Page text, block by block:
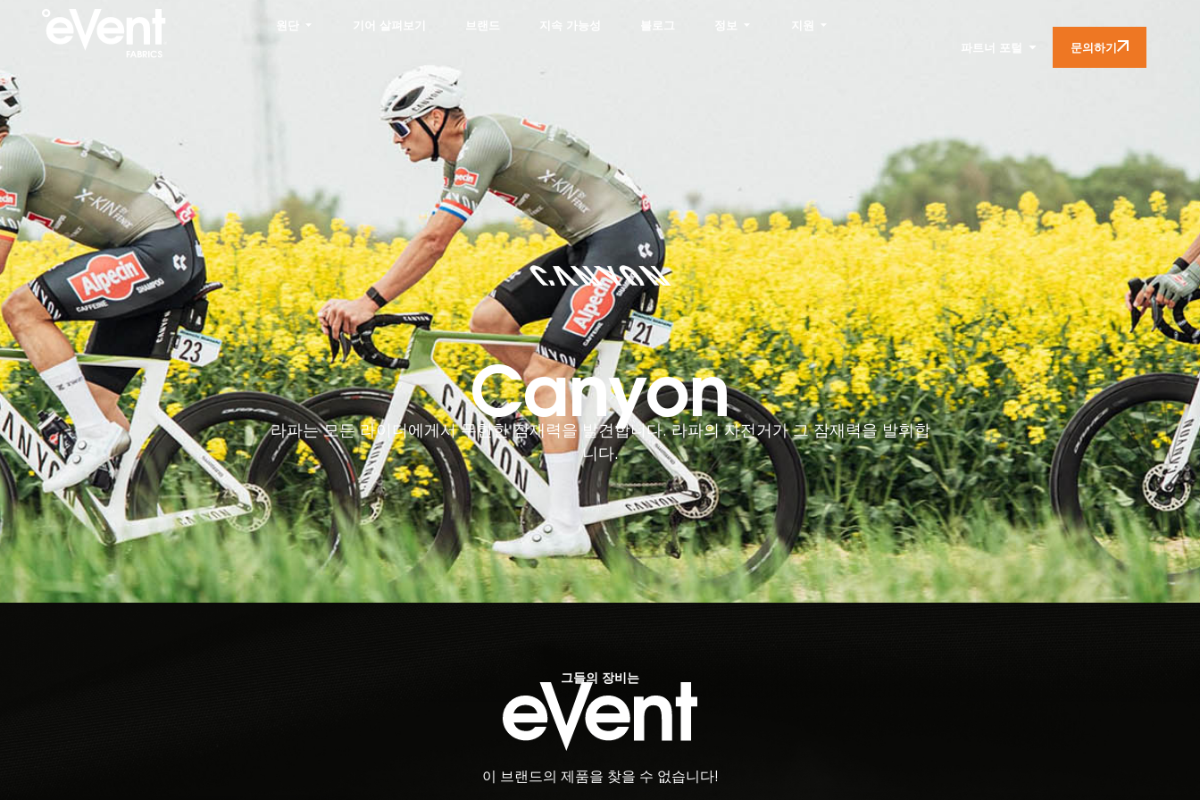
기어 살펴보기 브랜드 지속 가능성 블로그 정보
파트너 포털
문의하기
Canyon
라파는 모든 라이더에게서 무한한 잠재력을 발견합니다. 라파의 자전거가 그 잠재력을 발휘합
니다.
그들의 장비는
이 브랜드의 제품을 찾을 수 없습니다!